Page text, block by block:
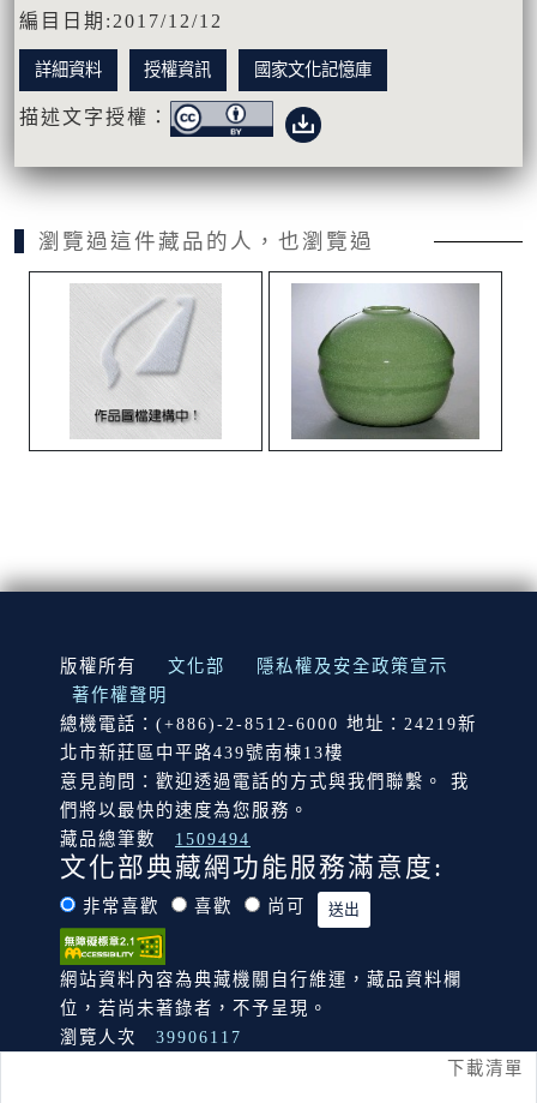
下載清單
編目日期:2017/12/12
詳細資料 授權資訊 國家文化記憶庫
描述文字授權：
瀏覽過這件藏品的人，也瀏覽過
:::
版權所有 文化部
隱私權及安全政策宣示
著作權聲明
總機電話：(+886)-2-8512-6000 地址：24219新
北市新莊區中平路439號南棟13樓
意見詢問：歡迎透過電話的方式與我們聯繫。 我
們將以最快的速度為您服務。
藏品總筆數
1509494
文化部典藏網功能服務滿意度:
非常喜歡 喜歡 尚可
網站資料內容為典藏機關自行維運，藏品資料欄
位，若尚未著錄者，不予呈現。
瀏覽人次
39906117